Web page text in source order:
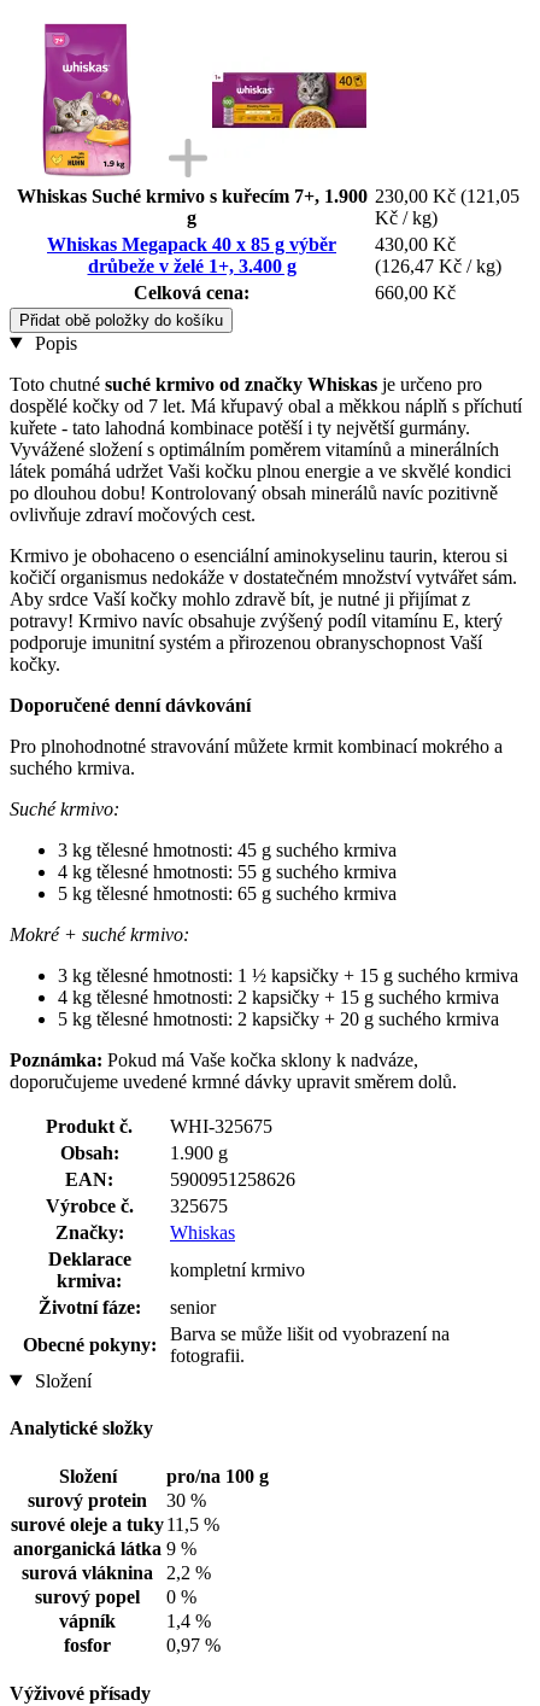
Whiskas Suché krmivo s kuřecím 7+, 1.900
g
230,00 Kč (121,05
Kč / kg)
Whiskas Megapack 40 x 85 g výběr
drůbeže v želé 1+, 3.400 g
430,00 Kč
(126,47 Kč / kg)
Celková cena:
660,00 Kč
Přidat obě položky do košíku
Popis
Toto chutné suché krmivo od značky Whiskas je určeno pro
dospělé kočky od 7 let. Má křupavý obal a měkkou náplň s příchutí
kuřete - tato lahodná kombinace potěší i ty největší gurmány.
Vyvážené složení s optimálním poměrem vitamínů a minerálních
látek pomáhá udržet Vaši kočku plnou energie a ve skvělé kondici
po dlouhou dobu! Kontrolovaný obsah minerálů navíc pozitivně
ovlivňuje zdraví močových cest.
Krmivo je obohaceno o esenciální aminokyselinu taurin, kterou si
kočičí organismus nedokáže v dostatečném množství vytvářet sám.
Aby srdce Vaší kočky mohlo zdravě bít, je nutné ji přijímat z
potravy! Krmivo navíc obsahuje zvýšený podíl vitamínu E, který
podporuje imunitní systém a přirozenou obranyschopnost Vaší
kočky.
Doporučené denní dávkování
Pro plnohodnotné stravování můžete krmit kombinací mokrého a
suchého krmiva.
Suché krmivo:
3 kg tělesné hmotnosti: 45 g suchého krmiva
4 kg tělesné hmotnosti: 55 g suchého krmiva
5 kg tělesné hmotnosti: 65 g suchého krmiva
Mokré + suché krmivo:
3 kg tělesné hmotnosti: 1 ½ kapsičky + 15 g suchého krmiva
4 kg tělesné hmotnosti: 2 kapsičky + 15 g suchého krmiva
5 kg tělesné hmotnosti: 2 kapsičky + 20 g suchého krmiva
Poznámka: Pokud má Vaše kočka sklony k nadváze,
doporučujeme uvedené krmné dávky upravit směrem dolů.
Produkt č.
WHI-325675
Obsah:
1.900 g
EAN:
5900951258626
Výrobce č.
325675
Značky:
Whiskas
Deklarace
krmiva:
kompletní krmivo
Životní fáze:
senior
Obecné pokyny:
Barva se může lišit od vyobrazení na
fotografii.
Složení
Analytické složky
Složení
pro/na 100 g
surový protein
30 %
surové oleje a tuky11,5 %
anorganická látka 9 %
surová vláknina
2,2 %
surový popel
0 %
vápník
1,4 %
fosfor
0,97 %
Výživové přísady